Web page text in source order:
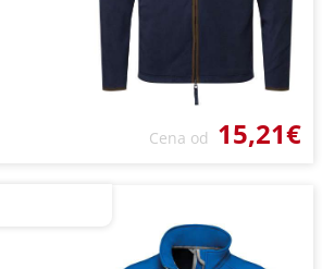
Cena od 15,21€